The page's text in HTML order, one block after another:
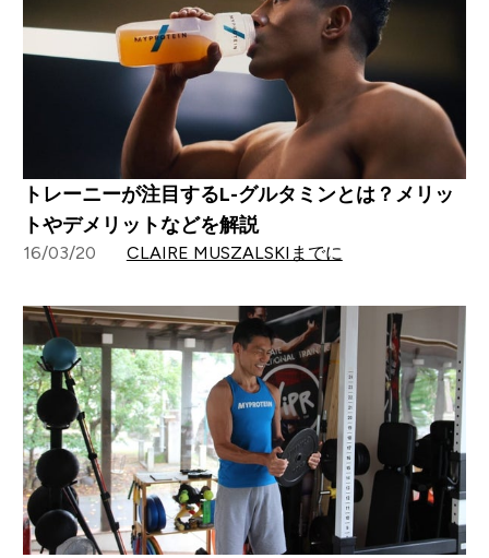
トレーニーが注目するL-グルタミンとは？メリッ
トやデメリットなどを解説
16/03/20 CLAIRE MUSZALSKIまでに